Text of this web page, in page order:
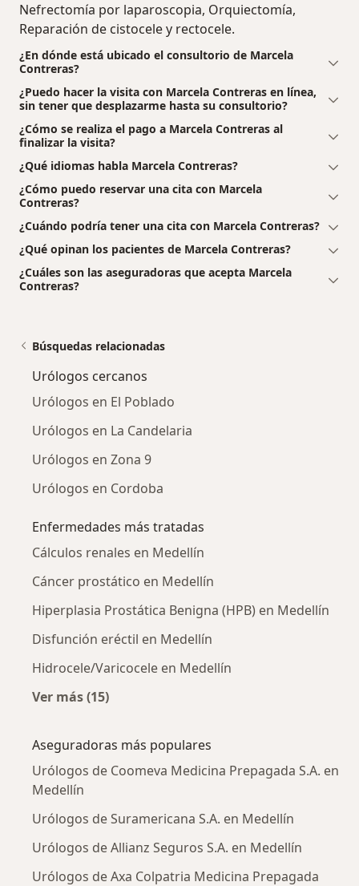
Nefrectomía por laparoscopia, Orquiectomía,
Reparación de cistocele y rectocele.
¿En dónde está ubicado el consultorio de Marcela
Contreras?
¿Puedo hacer la visita con Marcela Contreras en línea,
sin tener que desplazarme hasta su consultorio?
¿Cómo se realiza el pago a Marcela Contreras al
finalizar la visita?
¿Qué idiomas habla Marcela Contreras?
¿Cómo puedo reservar una cita con Marcela
Contreras?
¿Cuándo podría tener una cita con Marcela Contreras?
¿Qué opinan los pacientes de Marcela Contreras?
¿Cuáles son las aseguradoras que acepta Marcela
Contreras?
Búsquedas relacionadas
Urólogos cercanos
Urólogos en El Poblado
Urólogos en La Candelaria
Urólogos en Zona 9
Urólogos en Cordoba
Enfermedades más tratadas
Cálculos renales en Medellín
Cáncer prostático en Medellín
Hiperplasia Prostática Benigna (HPB) en Medellín
Disfunción eréctil en Medellín
Hidrocele/Varicocele en Medellín
Ver más (15)
Aseguradoras más populares
Urólogos de Coomeva Medicina Prepagada S.A. en
Medellín
Urólogos de Suramericana S.A. en Medellín
Urólogos de Allianz Seguros S.A. en Medellín
Urólogos de Axa Colpatria Medicina Prepagada